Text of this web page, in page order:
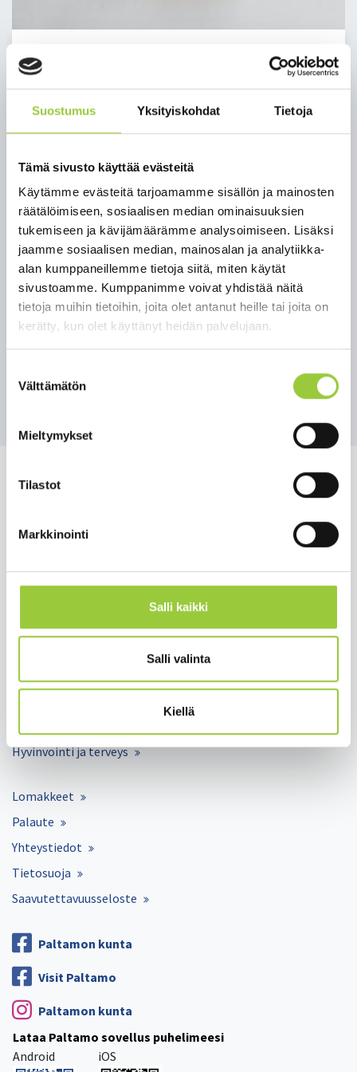
Suostumus Yksityiskohdat Tietoja
Tämä sivusto käyttää evästeitä
Käytämme evästeitä tarjoamamme sisällön ja mainosten
räätälöimiseen, sosiaalisen median ominaisuuksien
tukemiseen ja kävijämäärämme analysoimiseen. Lisäksi
jaamme sosiaalisen median, mainosalan ja analytiikka-
alan kumppaneillemme tietoja siitä, miten käytät
sivustoamme. Kumppanimme voivat yhdistää näitä
tietoja muihin tietoihin, joita olet antanut heille tai joita on
kerätty, kun olet käyttänyt heidän palvelujaan.
valinta
Välttämätön
Mieltymykset
Tilastot
Markkinointi
Salli kaikki
Salli valinta
Kiellä
Paltamon kunnan uutiskirje
yrityksille 4/2024 luettavissa
luettavaksi. Uutiskirje löytyy
elinkeinot/uutiskirje-yrityksille.html. Uutiskirjeet
voi tilata myös sähköpostiin:
https://uutiskirje.paltamo.fi/
Paltamon kunta julkaisee uutiskirjettä yrityksille
aina kun ajankohtaista viestittävää on. Se sisältää
tietoa mm. yrityspalveluista, koulutuksista ja
tapahtumista.
Salmelankuja 1, 88300 Paltamo
y-tunnus 0188808-0
Hyvinvointi ja terveys
Lomakkeet
Palaute
Yhteystiedot
Tietosuoja
Saavutettavuusseloste
Paltamon kunta
Visit Paltamo
Paltamon kunta
Lataa Paltamo sovellus puhelimeesi
Android
iOS